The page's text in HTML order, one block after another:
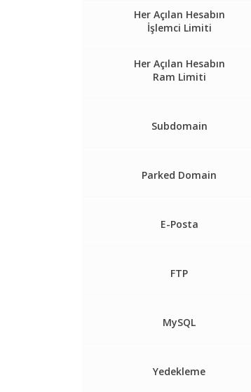
Her Açılan Hesabın
İşlemci Limiti
Her Açılan Hesabın
Ram Limiti
Subdomain
Parked Domain
E-Posta
FTP
MySQL
Yedekleme